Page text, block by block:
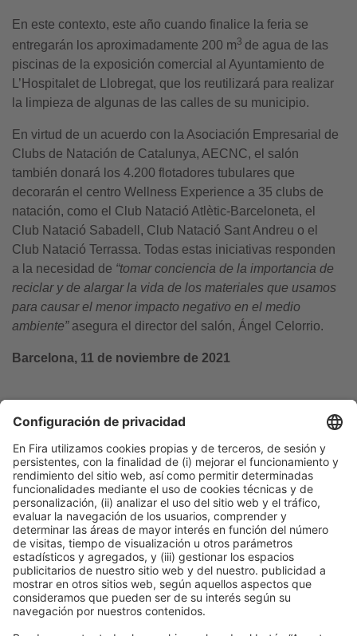
En este contexto, este año cuando finalice la feria se
entregarán los aproximadamente 200 m3 de agua de las
piscinas de la exposición comercial al Ayuntamiento de
L’Hospitalet de Llobregat, que los reutilizará para realizar
la limpieza de algunas de las calles de su municipio.
En virtud de un acuerdo con la Asociación Empresarial de
Clubs de Natación de Catalunya, AECNC, el salón
también donará los 4.200 flotadores tubulares que
decorarán el centro Wellness Experience a 35 clubs de
natación, como el Club Natació Atlètic-Barceloneta, el
Club Natació Sabadell, Club Natació Sant Andreu o el
Club Natació Terrassa. Todas estas iniciativas responden
a la necesidad de “tomar conciencia de la importancia de
reciclar y de alargar la vida de los materiales que usamos
para causar el menor impacto negativo en el medio
ambiente” asegura el director del salón, Ángel Celorrio.
Barcelona, 11 de noviembre de 2021
Tel. 93 233 25 41 – 21 72
mdherranz@firabarcelona.com/gdilluvio@firabarcelona.com
Información generalAviso legalPolítica de privacidad
Política de cookies